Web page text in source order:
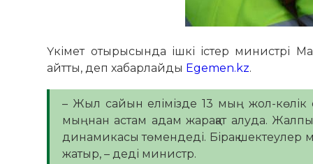
Үкімет отырысында ішкі істер министрі
айтты, деп хабарлайды Egemen.kz.
– Жыл сайын елімізде 13 мың жол-көлік
мыңнан астам адам жарақат алуда.
динамикасы төмендеді. Бірақ шектеулер
жатыр, – деді министр.